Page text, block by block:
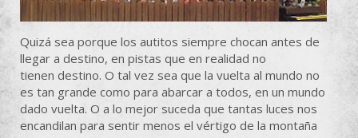
Quizá sea porque los autitos siempre chocan antes de
llegar a destino, en pistas que en realidad no
tienen destino. O tal vez sea que la vuelta al mundo no
es tan grande como para abarcar a todos, en un mundo
dado vuelta. O a lo mejor suceda que tantas luces nos
encandilan para sentir menos el vértigo de la montaña